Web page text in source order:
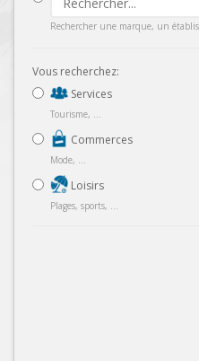
Rechercher une marque, un
Vous recherchez:
Services
Tourisme, ...
Commerces
Mode, ...
Loisirs
Plages, sports, ...